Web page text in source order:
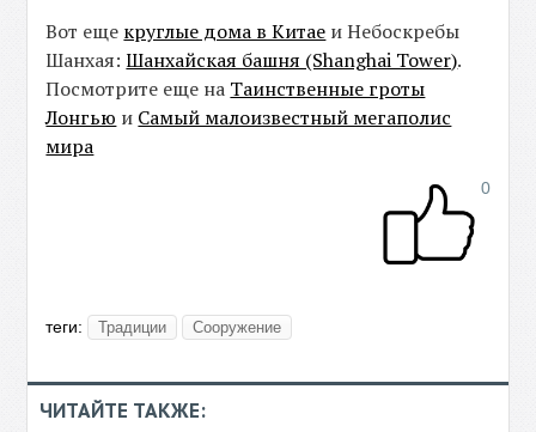
Вот еще круглые дома в Китае и Небоскребы
Шанхая: Шанхайская башня (Shanghai Tower).
Посмотрите еще на Таинственные гроты
Лонгью и Самый малоизвестный мегаполис
мира
0
теги: Традиции Сооружение
ЧИТАЙТЕ ТАКЖЕ: